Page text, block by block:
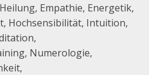
Empathie Energetik
Hochsensibilität Intuition
Numerologie